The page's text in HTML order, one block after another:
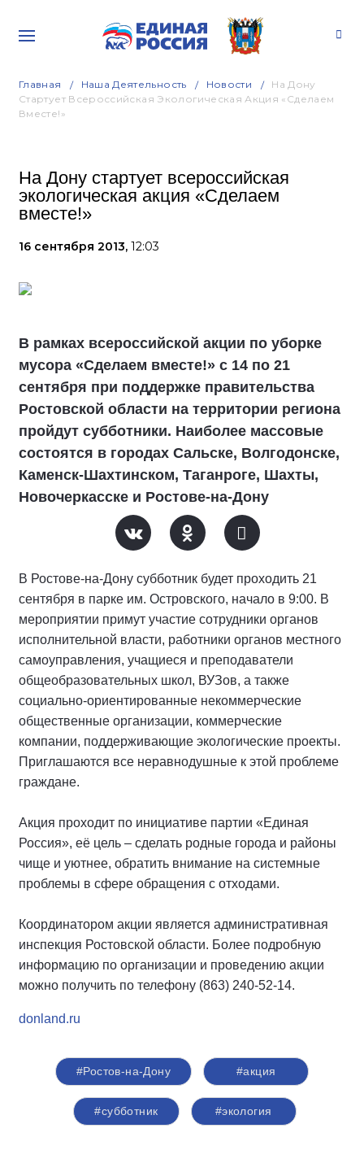
Главная Наша Деятельность Новости
На Дону
Стартует Всероссийская Экологическая Акция «Сделаем
Вместе!»
На Дону стартует всероссийская
экологическая акция «Сделаем
вместе!»
16 сентября 2013, 12:03
В рамках всероссийской акции по уборке
мусора «Сделаем вместе!» с 14 по 21
сентября при поддержке правительства
Ростовской области на территории региона
пройдут субботники. Наиболее массовые
состоятся в городах Сальске, Волгодонске,
Каменск-Шахтинском, Таганроге, Шахты,
Новочеркасске и Ростове-на-Дону
В Ростове-на-Дону субботник будет проходить 21
сентября в парке им. Островского, начало в 9:00. В
мероприятии примут участие сотрудники органов
исполнительной власти, работники органов местного
самоуправления, учащиеся и преподаватели
общеобразовательных школ, ВУЗов, а также
социально-ориентированные некоммерческие
общественные организации, коммерческие
компании, поддерживающие экологические проекты.
Приглашаются все неравнодушные к этой проблеме
граждане.
Акция проходит по инициативе партии «Единая
Россия», её цель – сделать родные города и районы
чище и уютнее, обратить внимание на системные
проблемы в сфере обращения с отходами.
Координатором акции является административная
инспекция Ростовской области. Более подробную
информацию по организации и проведению акции
можно получить по телефону (863) 240-52-14.
donland.ru
#Ростов-на-Дону #акция
#субботник #экология